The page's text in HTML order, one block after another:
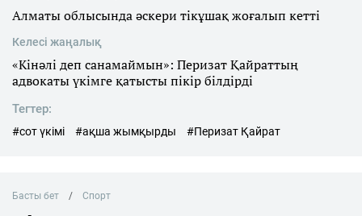
Алматы облысында әскери тікұшақ жоғалып кетті
Келесі жаңалық
«Кінәлі деп санамаймын»: Перизат Қайраттың
адвокаты үкімге қатысты пікір білдірді
Тегтер:
#сот үкімі #ақша жымқырды #Перизат Қайрат
Басты бет Спорт